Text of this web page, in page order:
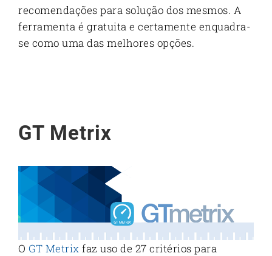
recomendações para solução dos mesmos. A
ferramenta é gratuita e certamente enquadra-
se como uma das melhores opções.
GT Metrix
O GT Metrix faz uso de 27 critérios para